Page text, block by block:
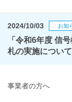
2024/10/03 お知
「令和6年度 信
札の実施について
事業者の方へ